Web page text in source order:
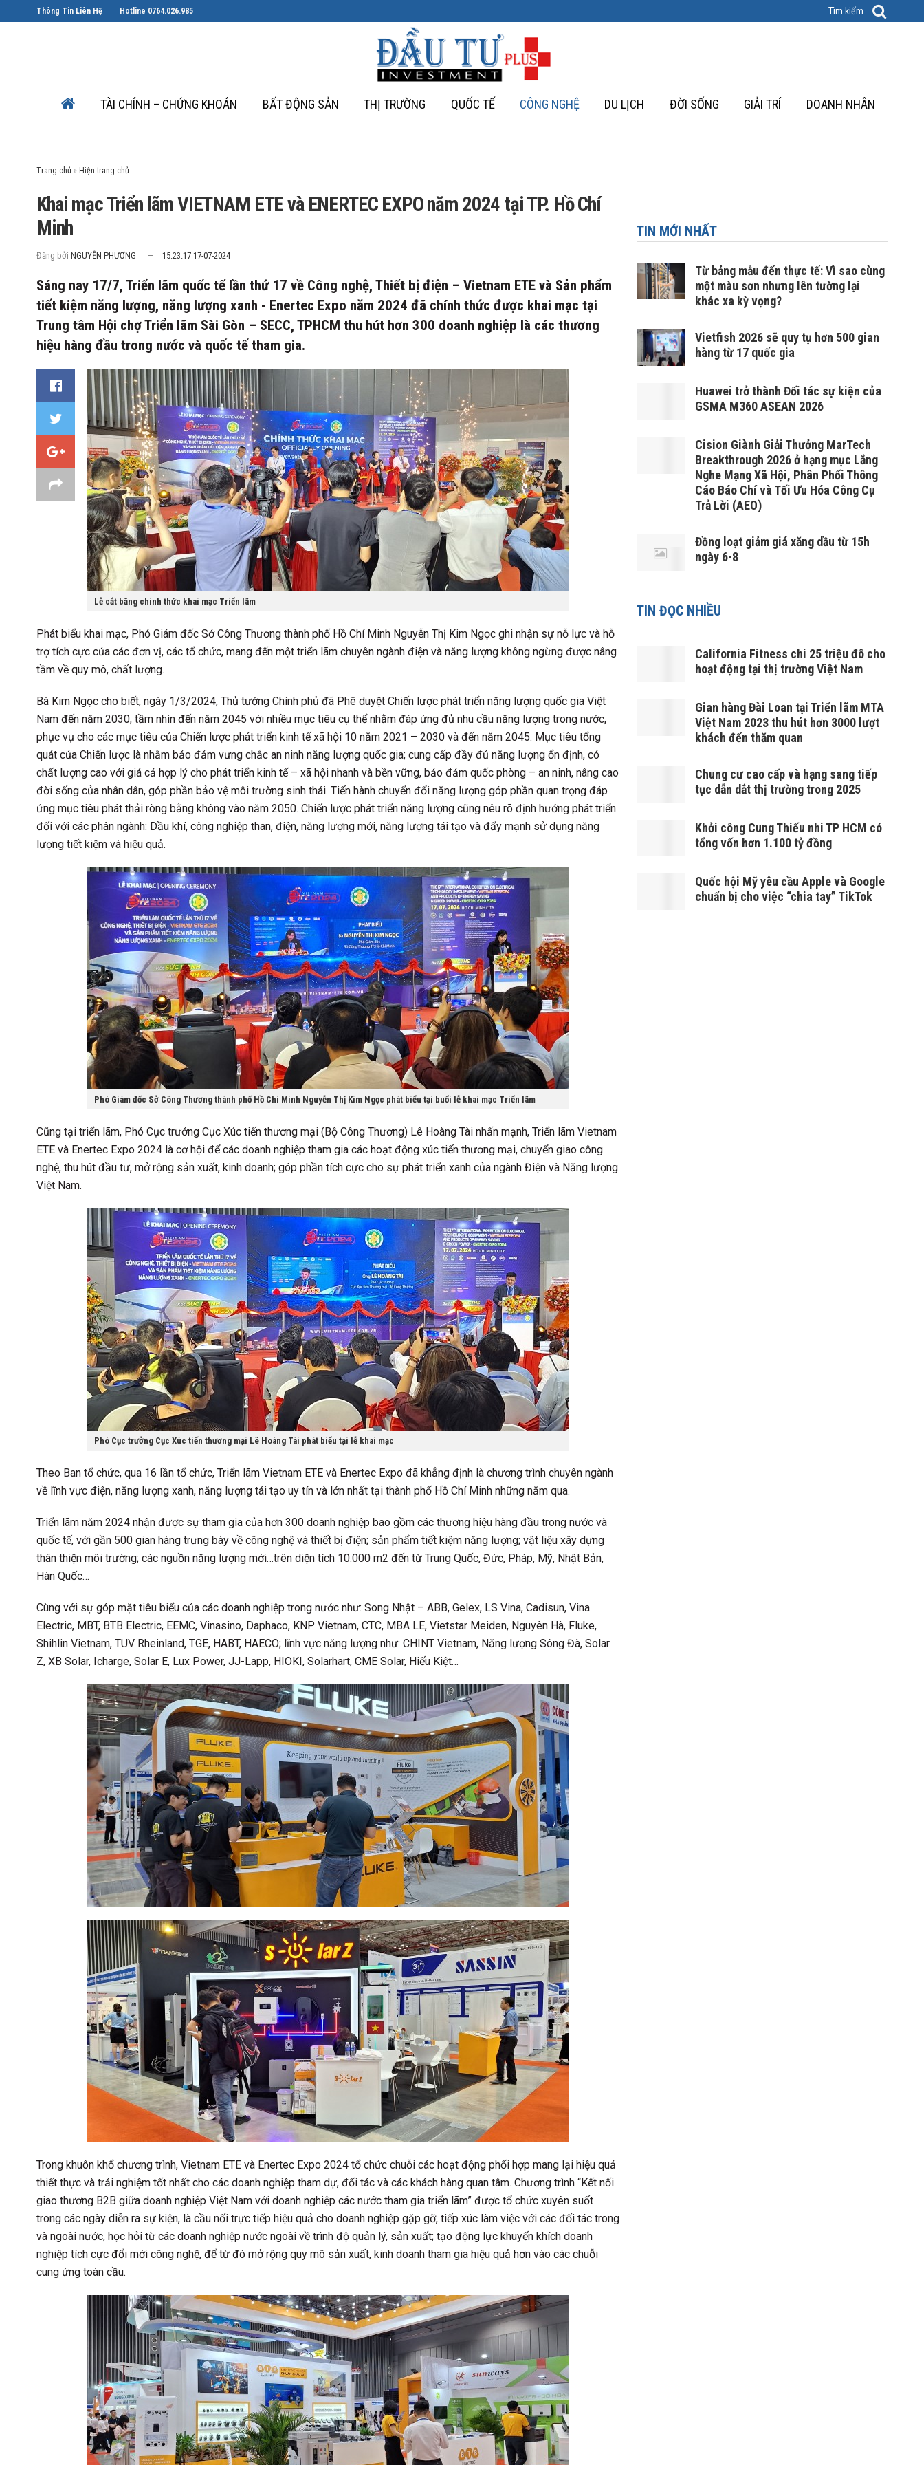
Thông Tin Liên Hệ Hotline 0764.026.985
TÀI CHÍNH – CHỨNG KHOÁN BẤT ĐỘNG SẢN THỊ TRƯỜNG QUỐC TẾ CÔNG NGHỆ DU LỊCH ĐỜI SỐNG GIẢI TRÍ DOANH NHÂN
Trang chủ »
Khai mạc Triển lãm VIETNAM ETE và ENERTEC EXPO năm 2024 tại TP. Hồ Chí
Minh
Đăng bởi NGUYỄN PHƯƠNG 15:23:17 17-07-2024
Sáng nay 17/7, Triển lãm quốc tế lần thứ 17 về Công nghệ, Thiết bị điện – Vietnam ETE và Sản phẩm
tiết kiệm năng lượng, năng lượng xanh - Enertec Expo năm 2024 đã chính thức được khai mạc tại
Trung tâm Hội chợ Triển lãm Sài Gòn – SECC, TPHCM thu hút hơn 300 doanh nghiệp là các thương
hiệu hàng đầu trong nước và quốc tế tham gia.
Lễ cắt băng chính thức khai mạc Triển lãm
Phát biểu khai mạc, Phó Giám đốc Sở Công Thương thành phố Hồ Chí Minh Nguyễn Thị Kim Ngọc ghi nhận sự nỗ lực và hỗ
trợ tích cực của các đơn vị, các tổ chức, mang đến một triển lãm chuyên ngành điện và năng lượng không ngừng được nâng
tầm về quy mô, chất lượng.
Bà Kim Ngọc cho biết, ngày 1/3/2024, Thủ tướng Chính phủ đã Phê duyệt Chiến lược phát triển năng lượng quốc gia Việt
Nam đến năm 2030, tầm nhìn đến năm 2045 với nhiều mục tiêu cụ thể nhằm đáp ứng đủ nhu cầu năng lượng trong nước,
phục vụ cho các mục tiêu của Chiến lược phát triển kinh tế xã hội 10 năm 2021 – 2030 và đến năm 2045. Mục tiêu tổng
quát của Chiến lược là nhằm bảo đảm vưng chắc an ninh năng lượng quốc gia; cung cấp đầy đủ năng lượng ổn định, có
chất lượng cao với giá cả hợp lý cho phát triển kinh tế – xã hội nhanh và bền vững, bảo đảm quốc phòng – an ninh, nâng cao
đời sống của nhân dân, góp phần bảo vệ môi trường sinh thái. Tiến hành chuyển đổi năng lượng góp phần quan trọng đáp
ứng mục tiêu phát thải ròng bằng không vào năm 2050. Chiến lược phát triển năng lượng cũng nêu rõ định hướng phát triển
đối với các phân ngành: Dầu khí, công nghiệp than, điện, năng lượng mới, năng lượng tái tạo và đẩy mạnh sử dụng năng
lượng tiết kiệm và hiệu quả.
Phó Giám đốc Sở Công Thương thành phố Hồ Chí Minh Nguyễn Thị Kim Ngọc phát biểu tại buổi lễ khai mạc Triển lãm
Cũng tại triển lãm, Phó Cục trưởng Cục Xúc tiến thương mại (Bộ Công Thương) Lê Hoàng Tài nhấn mạnh, Triển lãm Vietnam
ETE và Enertec Expo 2024 là cơ hội để các doanh nghiệp tham gia các hoạt động xúc tiến thương mại, chuyển giao công
nghệ, thu hút đầu tư, mở rộng sản xuất, kinh doanh; góp phần tích cực cho sự phát triển xanh của ngành Điện và Năng lượng
Việt Nam.
Phó Cục trưởng Cục Xúc tiến thương mại Lê Hoàng Tài phát biểu tại lễ khai mạc
Theo Ban tổ chức, qua 16 lần tổ chức, Triển lãm Vietnam ETE và Enertec Expo đã khẳng định là chương trình chuyên ngành
về lĩnh vực điện, năng lượng xanh, năng lượng tái tạo uy tín và lớn nhất tại thành phố Hồ Chí Minh những năm qua.
Triển lãm năm 2024 nhận được sự tham gia của hơn 300 doanh nghiệp bao gồm các thương hiệu hàng đầu trong nước và
quốc tế, với gần 500 gian hàng trưng bày về công nghệ và thiết bị điện; sản phẩm tiết kiệm năng lượng; vật liệu xây dựng
thân thiện môi trường; các nguồn năng lượng mới…trên diện tích 10.000 m2 đến từ Trung Quốc, Đức, Pháp, Mỹ, Nhật Bản,
Hàn Quốc…
Cùng với sự góp mặt tiêu biểu của các doanh nghiệp trong nước như: Song Nhật – ABB, Gelex, LS Vina, Cadisun, Vina
Electric, MBT, BTB Electric, EEMC, Vinasino, Daphaco, KNP Vietnam, CTC, MBA LE, Vietstar Meiden, Nguyên Hà, Fluke,
Shihlin Vietnam, TUV Rheinland, TGE, HABT, HAECO; lĩnh vực năng lượng như: CHINT Vietnam, Năng lượng Sông Đà, Solar
Z, XB Solar, Icharge, Solar E, Lux Power, JJ-Lapp, HIOKI, Solarhart, CME Solar, Hiếu Kiệt…
Trong khuôn khổ chương trình, Vietnam ETE và Enertec Expo 2024 tổ chức chuỗi các hoạt động phối hợp mang lại hiệu quả
thiết thực và trải nghiệm tốt nhất cho các doanh nghiệp tham dự, đối tác và các khách hàng quan tâm. Chương trình “Kết nối
giao thương B2B giữa doanh nghiệp Việt Nam với doanh nghiệp các nước tham gia triển lãm” được tổ chức xuyên suốt
trong các ngày diễn ra sự kiện, là cầu nối trực tiếp hiệu quả cho doanh nghiệp gặp gỡ, tiếp xúc làm việc với các đối tác trong
và ngoài nước, học hỏi từ các doanh nghiệp nước ngoài về trình độ quản lý, sản xuất; tạo động lực khuyến khích doanh
nghiệp tích cực đổi mới công nghệ, để từ đó mở rộng quy mô sản xuất, kinh doanh tham gia hiệu quả hơn vào các chuỗi
cung ứng toàn cầu.
TIN MỚI NHẤT
Từ bảng mẫu đến thực tế: Vì sao cùng
một màu sơn nhưng lên tường lại
khác xa kỳ vọng?
Vietfish 2026 sẽ quy tụ hơn 500 gian
hàng từ 17 quốc gia
Huawei trở thành Đối tác sự kiện của
GSMA M360 ASEAN 2026
Cision Giành Giải Thưởng MarTech
Breakthrough 2026 ở hạng mục Lắng
Nghe Mạng Xã Hội, Phân Phối Thông
Cáo Báo Chí và Tối Ưu Hóa Công Cụ
Trả Lời (AEO)
Đồng loạt giảm giá xăng dầu từ 15h
ngày 6-8
TIN ĐỌC NHIỀU
California Fitness chi 25 triệu đô cho
hoạt động tại thị trường Việt Nam
Gian hàng Đài Loan tại Triển lãm MTA
Việt Nam 2023 thu hút hơn 3000 lượt
khách đến thăm quan
Chung cư cao cấp và hạng sang tiếp
tục dẫn dắt thị trường trong 2025
Khởi công Cung Thiếu nhi TP HCM có
tổng vốn hơn 1.100 tỷ đồng
Quốc hội Mỹ yêu cầu Apple và Google
chuẩn bị cho việc “chia tay” TikTok